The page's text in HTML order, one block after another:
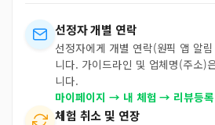
선정자 개별 연락
선정자에게 개별 연락(원픽 앱 알
니다. 가이드라인 및 업체명(주소)
니다.
마이페이지 → 내 체험 → 리뷰등록
체험 취소 및 연장